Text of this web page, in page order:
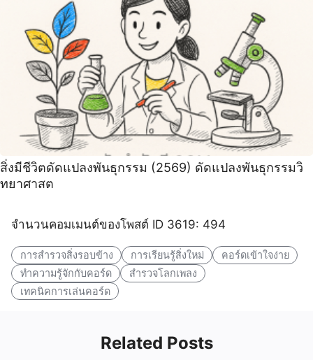
สิ่งมีชีวิตดัดแปลงพันธุกรรม (2569) ดัดแปลงพันธุกรรมวิ
ทยาศาสต
จำนวนคอมเมนต์ของโพสต์ ID 3619: 494
การสำรวจสิ่งรอบข้าง การเรียนรู้สิ่งใหม่
คอร์ดเข้าใจง่าย
ทำความรู้จักกับคอร์ด
สำรวจโลกเพลง
เทคนิคการเล่นคอร์ด
Related Posts